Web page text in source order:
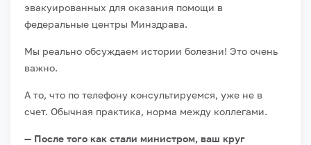
эвакуированных для оказания помощи в
федеральные центры Минздрава.
Мы реально обсуждаем истории болезни! Это очень
важно.
А то, что по телефону консультируемся, уже не в
счет. Обычная практика, норма между коллегами.
— После того как стали министром, ваш круг